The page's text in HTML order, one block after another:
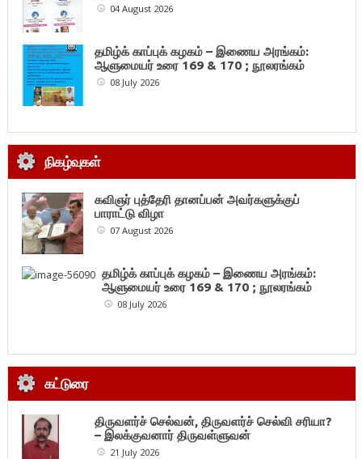
04 August 2026
தமிழ்க் காப்புக் கழகம் – இணைய அரங்கம்:
ஆளுமையர் உரை 169 & 170 ; நூலரங்கம்
08 July 2026
நிகழ்வுகள்
கவிஞர் புத்தேரி தானப்பன் அவர்களுக்குப்
பாராட்டு விழா
07 August 2026
தமிழ்க் காப்புக் கழகம் – இணைய அரங்கம்:
ஆளுமையர் உரை 169 & 170 ; நூலரங்கம்
08 July 2026
கட்டுரை
திருவளர்ச் செல்வன், திருவளர்ச் செல்வி சரியா?
– இலக்குவனார் திருவள்ளுவன்
21 July 2026